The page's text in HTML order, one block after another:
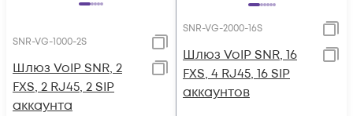
SNR-VG-1000-2S
Шлюз VoIP SNR, 2
FXS, 2 RJ45, 2 SIP
аккаунта
SNR-VG-2000-16S
Шлюз VoIP SNR, 16
FXS, 4 RJ45, 16 SIP
аккаунтов